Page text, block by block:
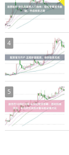
4
5